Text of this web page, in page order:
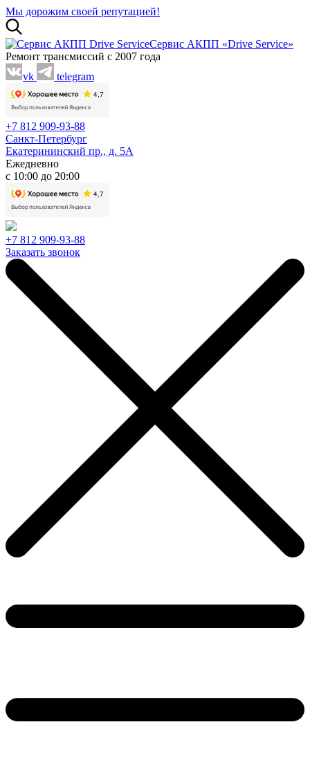
Мы дорожим своей репутацией!
Сервис АКПП «Drive Service»
Ремонт трансмиссий с 2007 года
vk
telegram
+7 812 909-93-88
Санкт-Петербург
Екатерининский пр., д. 5А
Ежедневно
с 10:00 до 20:00
+7 812 909-93-88
Заказать звонок